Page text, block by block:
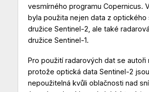
vesmírného programu Copernicus.
byla použita nejen data z optického
družice Sentinel-2, ale také
družice Sentinel-1.
Pro použití radarových dat se autoři
protože optická data Sentinel-2
nepoužitelná kvůli oblačnosti nad